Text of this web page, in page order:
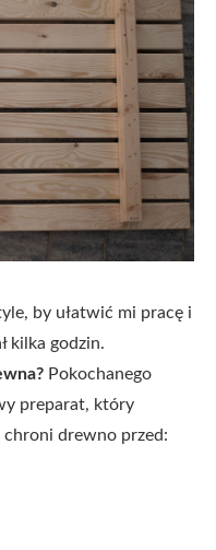
by ułatwić mi pracę i
kilka godzin.
Pokochanego
preparat, który
drewno przed: